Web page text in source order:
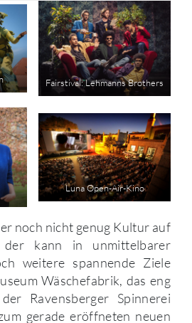
Fairstival: Lehmanns Brothers
Luna Open-Air-Kino
noch nicht genug Kultur auf
kann in unmittelbarer
weitere spannende Ziele
Wäschefabrik, das eng
Ravensberger Spinnerei
gerade eröffneten neuen